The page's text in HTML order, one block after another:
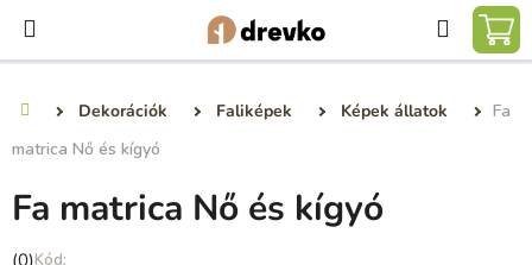
fő
Dekorációk Faliképek Képek állatok
Fa
matrica Nő és kígyó
Fa matrica Nő és kígyó
A